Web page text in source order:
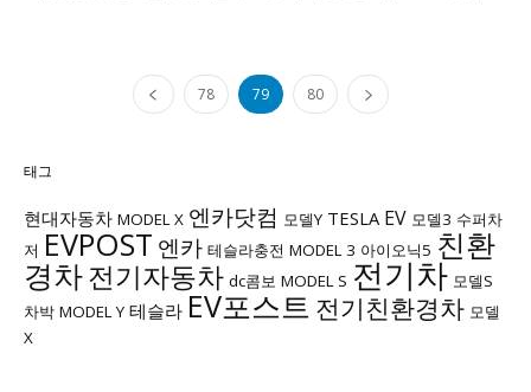
78 79 80
태그
현대자동차 MODEL X 엔카닷컴 모델Y TESLA EV 모델3 수퍼차
저 EVPOST 엔카 테슬라충전 MODEL 3 아이오닉5 친환
경차전기자동차 dc콤보 MODEL S 전기차 모델S
차박 MODEL Y 테슬라 EV포스트 전기친환경차 모델
X